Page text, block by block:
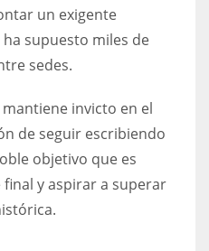
un exigente
supuesto miles de
sedes.
invicto en el
de seguir escribiendo
objetivo que es
y aspirar a superar